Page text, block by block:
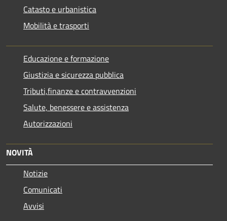
Catasto e urbanistica
Mobilità e trasporti
Educazione e formazione
Giustizia e sicurezza pubblica
Tributi,finanze e contravvenzioni
Salute, benessere e assistenza
Autorizzazioni
NOVITÀ
Notizie
Comunicati
Avvisi